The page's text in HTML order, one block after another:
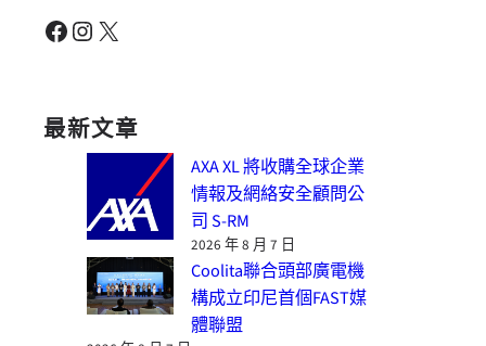
Facebook Instagram X
最新文章
AXA XL 將收購全球企業
情報及網絡安全顧問公
司 S-RM
2026 年 8 月 7 日
Coolita聯合頭部廣電機
構成立印尼首個FAST媒
體聯盟